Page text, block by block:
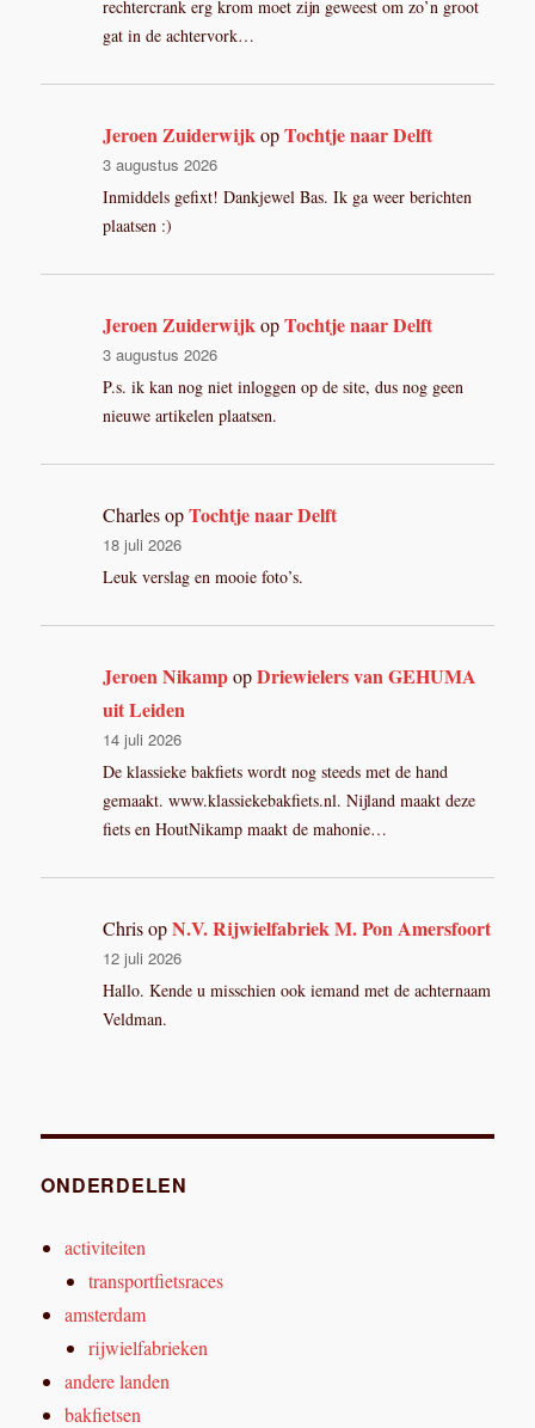
rechtercrank erg krom moet zijn geweest om zo’n groot
gat in de achtervork…
Jeroen ZuiderwijkopTochtje naar Delft
3 augustus 2026
Inmiddels gefixt! Dankjewel Bas. Ik ga weer berichten
plaatsen :)
Jeroen ZuiderwijkopTochtje naar Delft
3 augustus 2026
P.s. ik kan nog niet inloggen op de site, dus nog geen
nieuwe artikelen plaatsen.
CharlesopTochtje naar Delft
18 juli 2026
Leuk verslag en mooie foto’s.
Jeroen NikampopDriewielers van GEHUMA
uit Leiden
14 juli 2026
De klassieke bakfiets wordt nog steeds met de hand
gemaakt. www.klassiekebakfiets.nl. Nijland maakt deze
fiets en HoutNikamp maakt de mahonie…
ChrisopN.V. Rijwielfabriek M. Pon Amersfoort
12 juli 2026
Hallo. Kende u misschien ook iemand met de achternaam
Veldman.
ONDERDELEN
activiteiten
transportfietsraces
amsterdam
rijwielfabrieken
andere landen
bakfietsen